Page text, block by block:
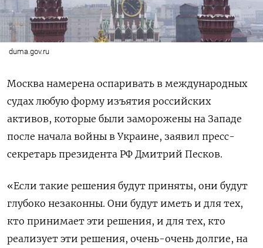
duma.gov.ru
Москва намерена оспаривать в международных
судах любую форму изъятия российских
активов, которые были заморожены на Западе
после начала войны в Украине, заявил пресс-
секретарь президента РФ Дмитрий Песков.
«Если такие решения будут приняты, они будут
глубоко незаконны. Они будут иметь и для тех,
кто принимает эти решения, и для тех, кто
реализует эти решения, очень-очень долгие, на